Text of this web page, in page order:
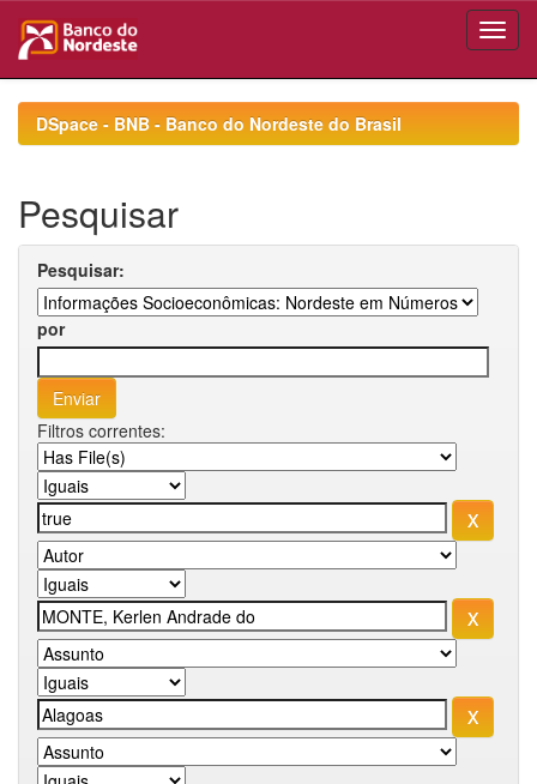
navigationDSpace - BNB - Banco do Nordeste do Brasil
Pesquisar
Pesquisar:
por
Filtros correntes: